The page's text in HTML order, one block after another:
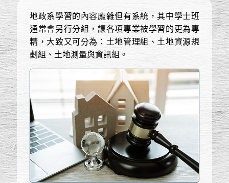
地政系學習的內容龐雜但有系統，其中學士班
通常會另行分組，讓各項專業被學習的更為專
精，大致又可分為：土地管理組、土地資源規
劃組、土地測量與資訊組。